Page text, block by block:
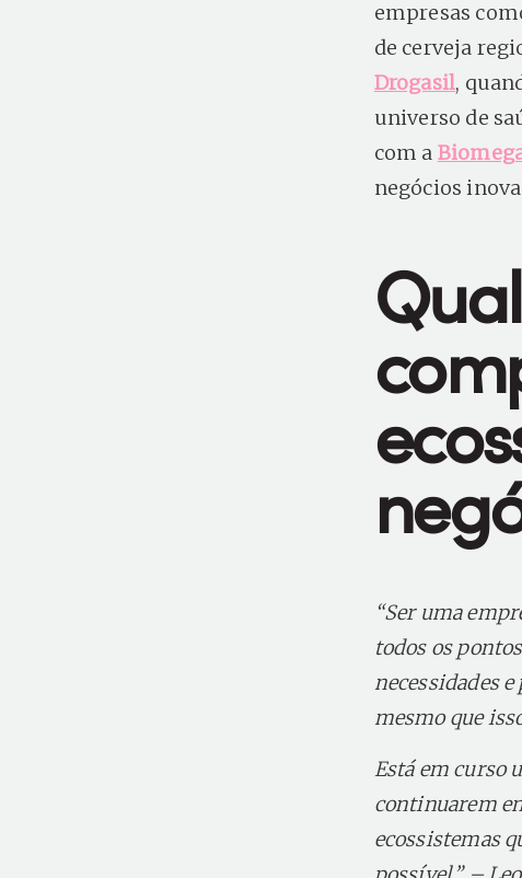
empresas
de cerveja
Drogasil,
universo de
com a
negócios
“Ser uma
todos os
necessidades
mesmo que
Está em curso
continuarem
ecossistemas